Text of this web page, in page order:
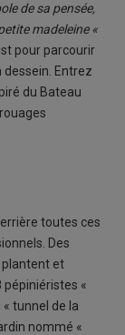
de sa pensée,
madeleine «
pour parcourir
dessein. Entrez
du Bateau
toutes ces
Des
plantent et
pépiniéristes «
tunnel de la
nommé «